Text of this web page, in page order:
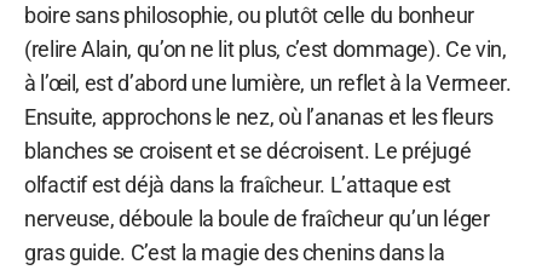
boire sans philosophie, ou plutôt celle du bonheur
(relire Alain, qu’on ne lit plus, c’est dommage). Ce vin,
à l’œil, est d’abord une lumière, un reflet à la Vermeer.
Ensuite, approchons le nez, où l’ananas et les fleurs
blanches se croisent et se décroisent. Le préjugé
olfactif est déjà dans la fraîcheur. L’attaque est
nerveuse, déboule la boule de fraîcheur qu’un léger
gras guide. C’est la magie des chenins dans la